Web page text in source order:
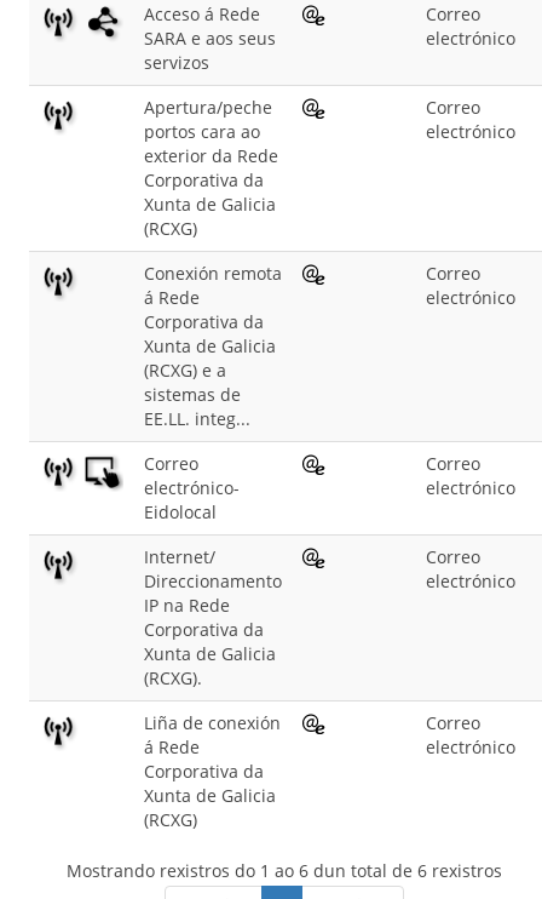
Acceso á Rede
SARA e aos seus
servizos
Correo
electrónico
Apertura/peche
portos cara ao
exterior da Rede
Corporativa da
Xunta de Galicia
(RCXG)
Correo
electrónico
Conexión remota
á Rede
Corporativa da
Xunta de Galicia
(RCXG) e a
sistemas de
EE.LL. integ...
Correo
electrónico
Correo
electrónico-
Eidolocal
Correo
electrónico
Internet/
Direccionamento
IP na Rede
Corporativa da
Xunta de Galicia
(RCXG).
Correo
electrónico
Liña de conexión
á Rede
Corporativa da
Xunta de Galicia
(RCXG)
Correo
electrónico
Mostrando rexistros do 1 ao 6 dun total de 6 rexistros